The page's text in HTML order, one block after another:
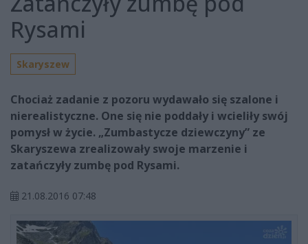
Rysami
Skaryszew
Chociaż zadanie z pozoru wydawało się szalone i
nierealistyczne. One się nie poddały i wcieliły swój
pomysł w życie. „Zumbastycze dziewczyny” ze
Skaryszewa zrealizowały swoje marzenie i
zatańczyły zumbę pod Rysami.
21.08.2016 07:48